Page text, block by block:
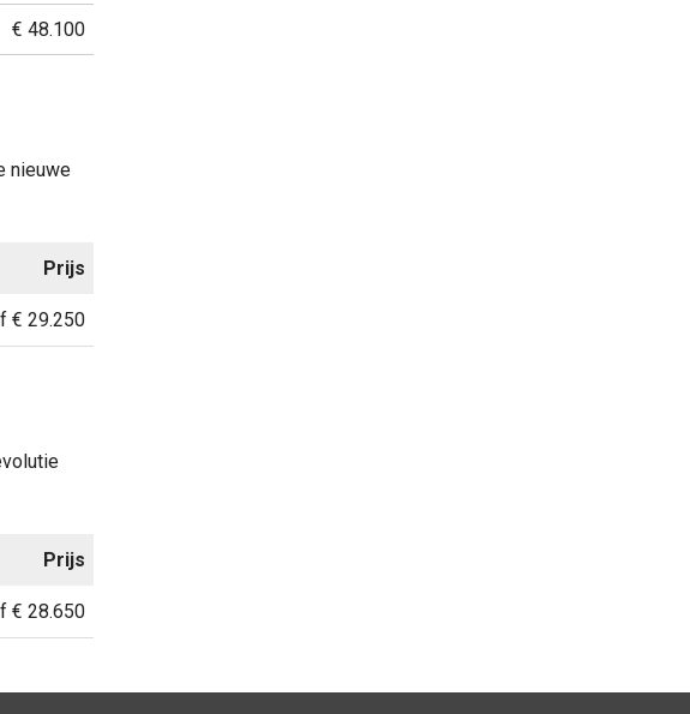
€ 48.100
nieuwe
Prijs
€ 29.250
Prijs
€ 28.650